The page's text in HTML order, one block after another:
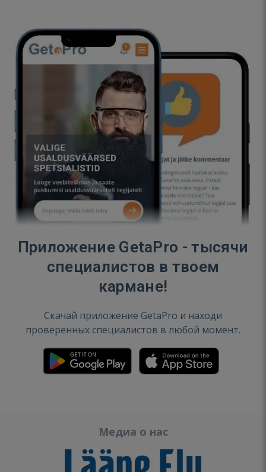
Приложение GetaPro - тысячи
специалистов в твоем
кармане!
Скачай приложение GetaPro и находи
проверенных специалистов в любой момент.
Медиа о нас